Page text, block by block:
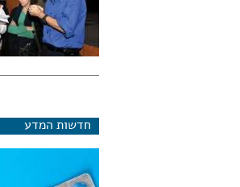
חדשות המדע